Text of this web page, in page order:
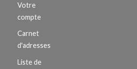
Votre
compte
Carnet
d'adresses
Liste de